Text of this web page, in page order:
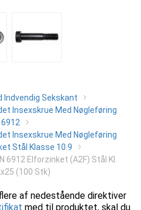
Indvendig Sekskant
Insexskrue Med Nøgleføring
6912
Insexskrue Med Nøgleføring
Stål Klasse 10.9
6912 Elforzinket (A2F) Stål Kl.
(100 Stk)
af nedestående direktiver
med til produktet, skal du